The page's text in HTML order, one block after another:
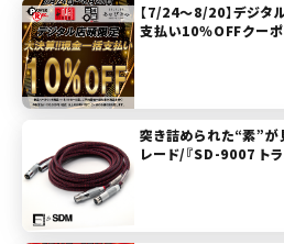
【7/24～8/20】デジタ
支払い10％OFFクーポ
突き詰められた“素”が
レード/『SD-9007 トラ